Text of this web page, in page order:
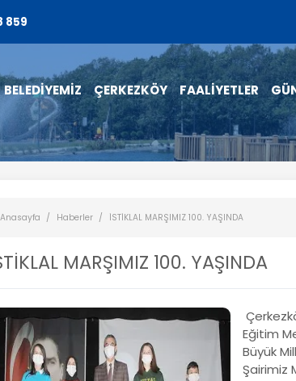
859
BELEDİYEMİZ ÇERKEZKÖY FAALİYETLER
Anasayfa Haberler İSTİKLAL MARŞIMIZ 100. YAŞINDA
MARŞIMIZ 100. YAŞINDA
Eğitim
Büyük
Şairimiz